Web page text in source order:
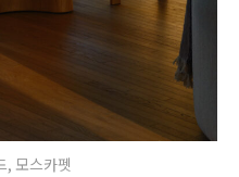
모스카펫